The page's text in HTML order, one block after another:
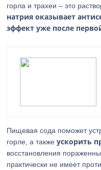
горла и трахеи – это
натрия оказывает
эффект уже после
Пищевая сода поможет
горле, а такжеускорить
восстановления
практически не имеет